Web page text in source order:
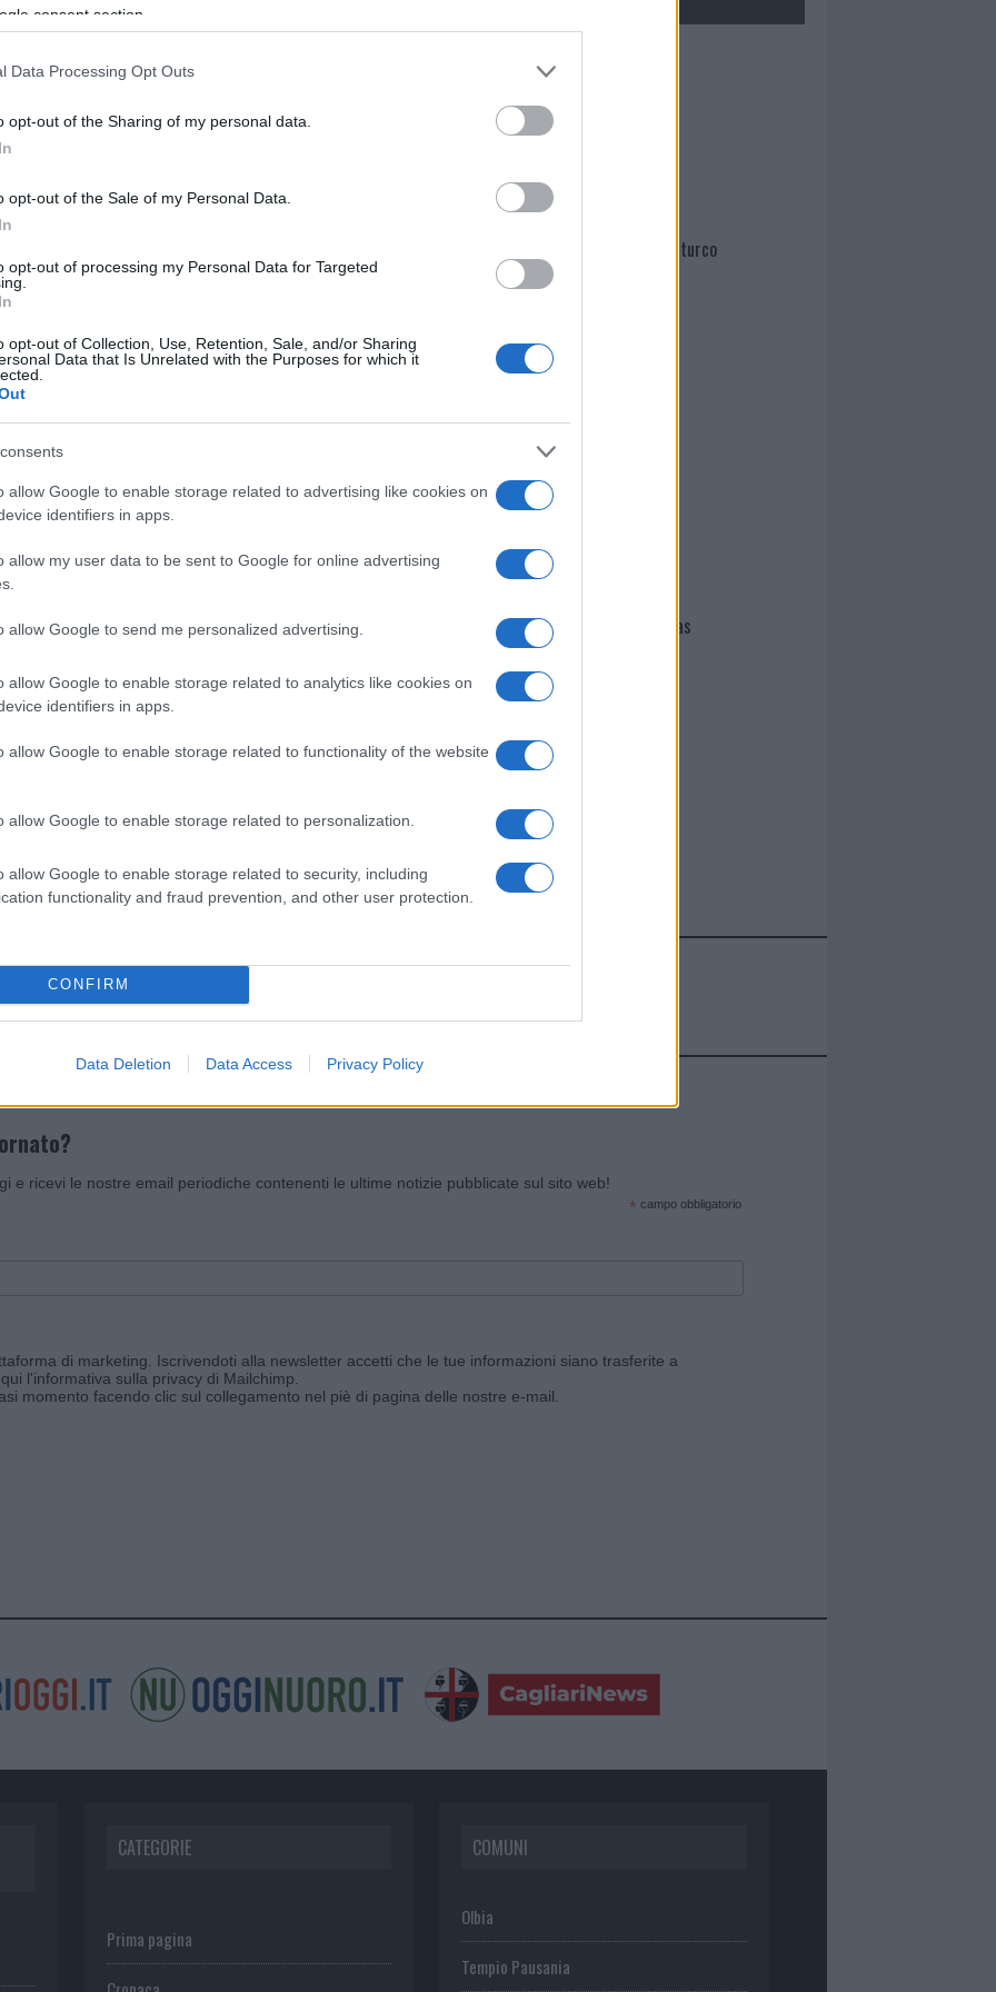
consent section.
Data Processing Opt Outs
opt-out of the Sharing of my personal data.
opt-out of the Sale of my Personal Data.
opt-out of processing my Personal Data for Targeted
opt-out of Collection, Use, Retention, Sale, and/or Sharing
Data that Is Unrelated with the Purposes for which it
allow Google to enable storage related to advertising like cookies on
identifiers in apps.
allow my user data to be sent to Google for online advertising
allow Google to send me personalized advertising.
allow Google to enable storage related to analytics like cookies on
identifiers in apps.
allow Google to enable storage related to functionality of the website
allow Google to enable storage related to personalization.
allow Google to enable storage related to security, including
functionality and fraud prevention, and other user protection.
CONFIRM
Data Deletion Data Access Privacy Policy
persona che sarà ascoltata in aula.
del 2023 ha sconvolto l’opinione pubblica
brutalità, attende ancora risposte
di dimostrare il nesso di causalità tra la
della bombola di GPL, la difesa punterà a
l’estraneità dell’imputato
in modo improprio. Il tribunale
rigore le perizie tecniche e i racconti
penali di un dramma che ha segnato
cliccandoqui
nella sezione
Mario Malu
Martina Agostina Diturco
I nostri cari
Giovannimaria Cabras
Invia un Comunicato Stampa
e ricevi le nostre email periodiche contenenti le ultime notizie pubblicate sul sito web!
* campo obbligatorio
di marketing. Iscrivendoti alla newsletter accetti che le tue informazioni siano trasferite a
l'informativa sulla privacy di Mailchimp
momento facendo clic sul collegamento nel piè di pagina delle nostre e-mail.
CATEGORIE
Prima pagina
COMUNI
Olbia
Tempio Pausania